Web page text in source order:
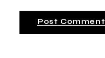
Post Comment